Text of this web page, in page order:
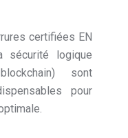
certifiées EN
sécurité logique
sont
pour